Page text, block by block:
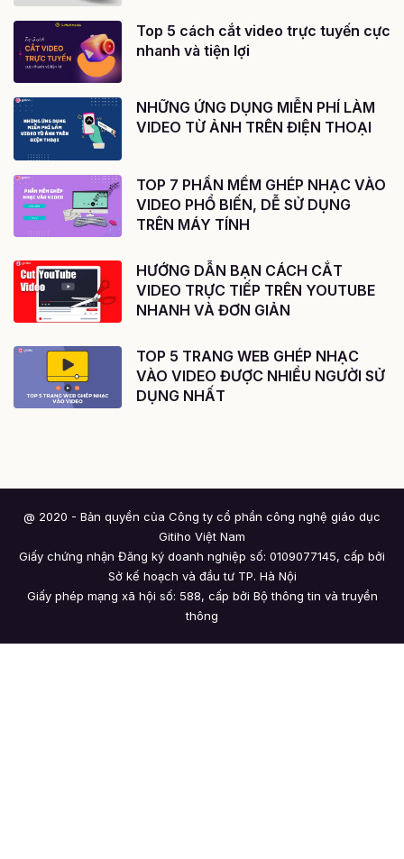
Top 5 cách cắt video trực tuyến cực
nhanh và tiện lợi
NHỮNG ỨNG DỤNG MIỄN PHÍ LÀM
VIDEO TỪ ẢNH TRÊN ĐIỆN THOẠI
TOP 7 PHẦN MỀM GHÉP NHẠC VÀO
VIDEO PHỔ BIẾN, DỄ SỬ DỤNG
TRÊN MÁY TÍNH
HƯỚNG DẪN BẠN CÁCH CẮT
VIDEO TRỰC TIẾP TRÊN YOUTUBE
NHANH VÀ ĐƠN GIẢN
TOP 5 TRANG WEB GHÉP NHẠC
VÀO VIDEO ĐƯỢC NHIỀU NGƯỜI SỬ
DỤNG NHẤT
@ 2020 - Bản quyền của Công ty cổ phần công nghệ giáo dục
Gitiho Việt Nam
Giấy chứng nhận Đăng ký doanh nghiệp số: 0109077145, cấp bởi
Sở kế hoạch và đầu tư TP. Hà Nội
Giấy phép mạng xã hội số: 588, cấp bởi Bộ thông tin và truyền
thông